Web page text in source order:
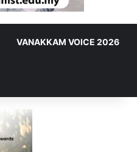
VANAKKAM VOICE 2026